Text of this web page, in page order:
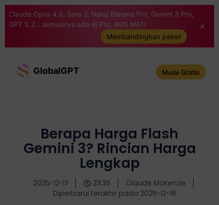
Claude Opus 4.6, Sora 2, Nano Banana Pro, Gemini 3 Pro,
GPT 5.2... semuanya ada di Pro. 46% MATI
Membandingkan paket
GlobalGPT Mulai Gratis
Berapa Harga Flash
Gemini 3? Rincian Harga
Lengkap
2025-12-17 23:35
Claude McKenzie
Diperbarui terakhir pada 2025-12-18